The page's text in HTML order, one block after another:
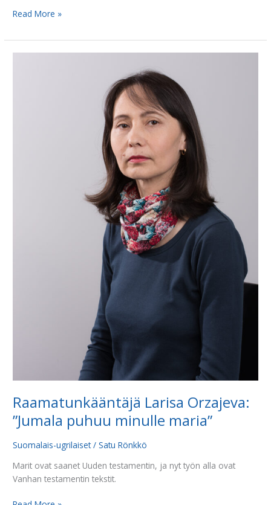
Read More »
Raamatunkääntäjä Larisa Orzajeva:
”Jumala puhuu minulle maria”
Suomalais-ugrilaiset/Satu Rönkkö
Marit ovat saanet Uuden testamentin, ja nyt työn alla ovat
Vanhan testamentin tekstit.